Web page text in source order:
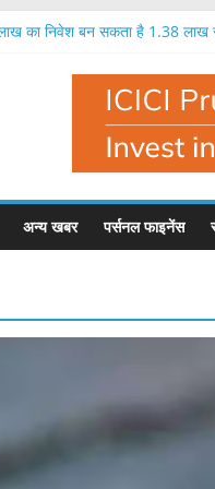
का निवेश बन सकता है 1.38 लाख
एक लाख रुपये का निवेश बन सकता है
निवेशक मालामाल, एक लाख का
है बहुत बड़ी गिरावट, इस फंड मैनेजर ने
अन्य खबर पर्सनल फाइनेंस